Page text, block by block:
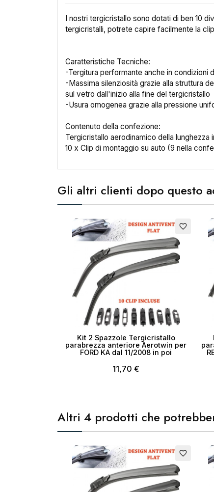
I nostri tergicristallo sono dotati di ben 10
tergicristalli, potrete capire facilmente la
Caratteristiche Tecniche:
-Tergitura performante anche in condizioni
-Massima silenziosità grazie alla struttura
sul vetro dall'inizio alla fine del tergicristallo
-Usura omogenea grazie alla pressione
Contenuto della confezione:
Tergicristallo aerodinamico della lunghezza
10 x Clip di montaggio su auto (9 nella
Gli altri clienti dopo questo
favorite_border
Kit 2 Spazzole Tergicristallo
parabrezza anteriore Aerotwin per
FORD KA dal 11/2008 in poi
11,70 €
Altri 4 prodotti che
favorite_border